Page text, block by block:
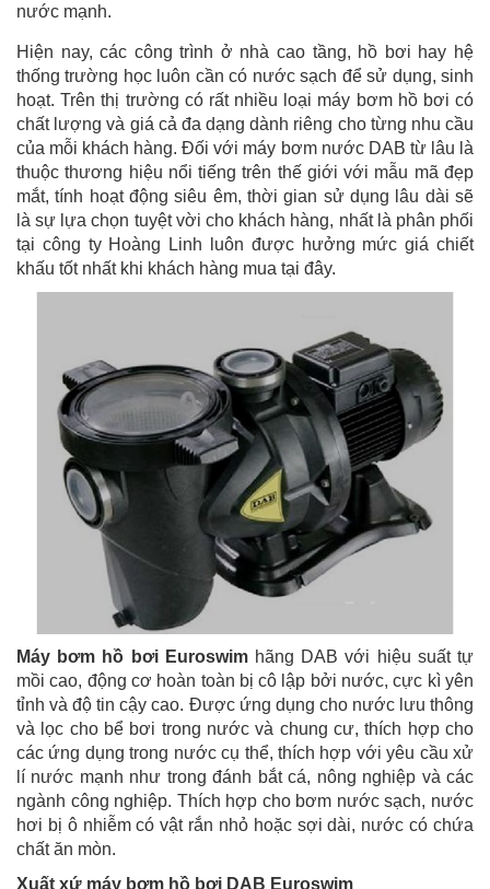
nước mạnh.
Hiện nay, các công trình ở nhà cao tầng, hồ bơi hay hệ
thống trường học luôn cần có nước sạch để sử dụng, sinh
hoạt. Trên thị trường có rất nhiều loại máy bơm hồ bơi có
chất lượng và giá cả đa dạng dành riêng cho từng nhu cầu
của mỗi khách hàng. Đối với máy bơm nước DAB từ lâu là
thuộc thương hiệu nổi tiếng trên thế giới với mẫu mã đẹp
mắt, tính hoạt động siêu êm, thời gian sử dụng lâu dài sẽ
là sự lựa chọn tuyệt vời cho khách hàng, nhất là phân phối
tại công ty Hoàng Linh luôn được hưởng mức giá chiết
khấu tốt nhất khi khách hàng mua tại đây.
Máy bơm hồ bơi Euroswimhãng DAB với hiệu suất tự
mồi cao, động cơ hoàn toàn bị cô lập bởi nước, cực kì yên
tỉnh và độ tin cậy cao. Được ứng dụng cho nước lưu thông
và lọc cho bể bơi trong nước và chung cư, thích hợp cho
các ứng dụng trong nước cụ thể, thích hợp với yêu cầu xử
lí nước mạnh như trong đánh bắt cá, nông nghiệp và các
ngành công nghiệp. Thích hợp cho bơm nước sạch, nước
hơi bị ô nhiễm có vật rắn nhỏ hoặc sợi dài, nước có chứa
chất ăn mòn.
Xuất xứ máy bơm hồ bơi DAB Euroswim